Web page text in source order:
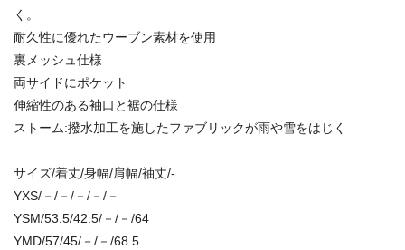
く。
耐久性に優れたウーブン素材を使用
裏メッシュ仕様
両サイドにポケット
伸縮性のある袖口と裾の仕様
ストーム:撥水加工を施したファブリックが雨や雪をはじく
サイズ/着丈/身幅/肩幅/袖丈/-
YXS/－/－/－/－/－
YSM/53.5/42.5/－/－/64
YMD/57/45/－/－/68.5